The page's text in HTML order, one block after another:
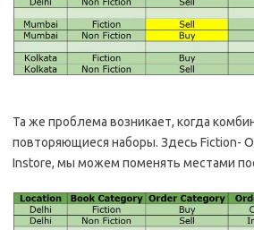
Та же проблема возникает, когда
повторяющиеся наборы. Здесь Fiction-
Instore, мы можем поменять местами